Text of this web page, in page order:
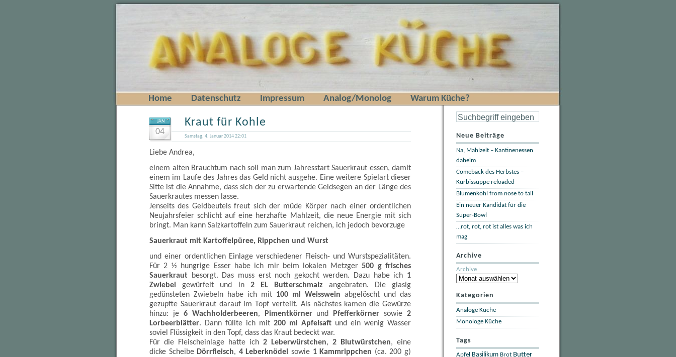
Home Datenschutz Impressum Analog/Monolog Warum Küche?
JAN
04
Kraut für Kohle
Samstag, 4. Januar 2014 22:01
Liebe Andrea,
einem alten Brauchtum nach soll man zum Jahresstart Sauerkraut essen, damit
einem im Laufe des Jahres das Geld nicht ausgehe. Eine weitere Spielart dieser
Sitte ist die Annahme, dass sich der zu erwartende Geldsegen an der Länge des
Sauerkrautes messen lasse.
Jenseits des Geldbeutels freut sich der müde Körper nach einer ordentlichen
Neujahrsfeier schlicht auf eine herzhafte Mahlzeit, die neue Energie mit sich
bringt. Man kann Salzkartoffeln zum Sauerkraut reichen, ich jedoch bevorzuge
Sauerkraut mit Kartoffelpüree, Rippchen und Wurst
und einer ordentlichen Einlage verschiedener Fleisch- und Wurstspezialitäten.
Für 2 ½ hungrige Esser habe ich mir beim lokalen Metzger500 g frisches
Sauerkraut besorgt. Das muss erst noch gekocht werden. Dazu habe ich 1
Zwiebel
gewürfelt und in 2 EL Butterschmalz angebraten. Die glasig
gedünsteten Zwiebeln habe ich mit 100 ml Weisswein abgelöscht und das
gezupfte Sauerkraut darauf im Topf verteilt. Als nächstes kamen die Gewürze
hinzu: je 6 Wachholderbeeren, Pimentkörnerund Pfefferkörner sowie 2
Lorbeerblätter. Dann füllte ich mit 200 ml Apfelsaft und ein wenig Wasser
soviel Flüssigkeit in den Topf, dass das Kraut bedeckt war.
Für die Fleischeinlage hatte ich 2 Leberwürstchen, 2 Blutwürstchen, eine
dicke Scheibe Dörrfleisch, 4 Leberknödel sowie 1 Kammrippchen (ca. 200 g)
Neue Beiträge
Na, Mahlzeit – Kantinenessen
daheim
Comeback des Herbstes –
Kürbissuppe reloaded
Blumenkohl from nose to tail
Ein neuer Kandidat für die
Super-Bowl
…rot, rot, rot ist alles was ich
mag
Archive
Archive
Kategorien
Analoge Küche
Monologe Küche
Tags
Apfel Basilikum Brot Butter